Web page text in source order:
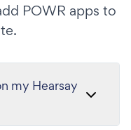
POWR apps to
my Hearsay